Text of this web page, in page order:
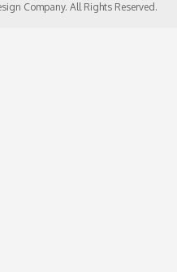
Company. All Rights Reserved.